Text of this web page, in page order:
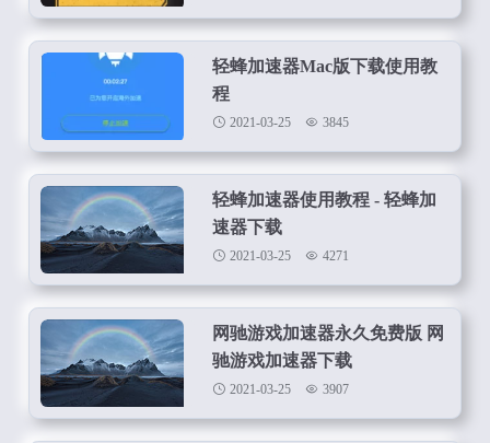
轻蜂加速器Mac版下载使用教
程
2021-03-25 3845
轻蜂加速器使用教程 - 轻蜂加
速器下载
2021-03-25 4271
网驰游戏加速器永久免费版 网
驰游戏加速器下载
2021-03-25 3907